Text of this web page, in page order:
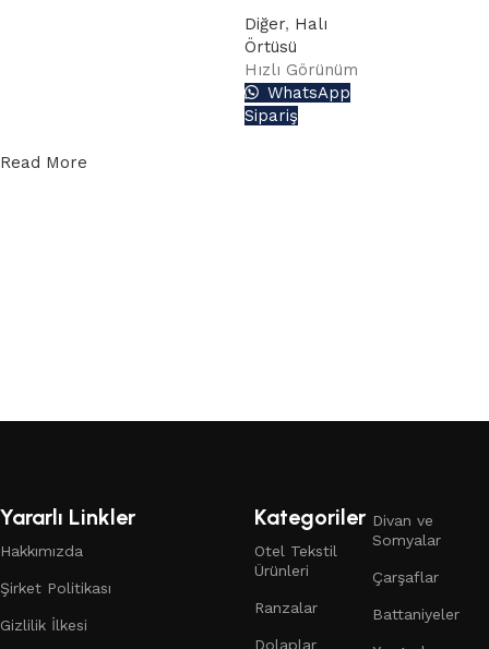
Aşağıdaki buton
Diğer, Halı
Örtüsü
Hızlı Görünüm
WhatsApp
Sipariş
Read More
Yararlı Linkler
Hakkımızda
Şirket Politikası
Gizlilik İlkesi
Kategoriler
Otel Tekstil
Ürünleri
Ranzalar
Dolaplar
Divan ve
Somyalar
Çarşaflar
Battaniyeler